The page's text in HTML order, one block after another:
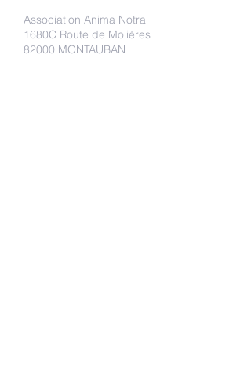
Association Anima Notra
1680C Route de Molières
82000 MONTAUBAN